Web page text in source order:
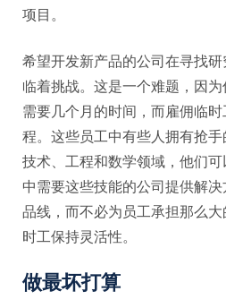
项目。
希望开发新产品的公司在寻找
临着挑战。这是一个难题，因
需要几个月的时间，而雇佣临
程。这些员工中有些人拥有抢手
技术、工程和数学领域，他们
中需要这些技能的公司提供解
品线，而不必为员工承担那么
时工保持灵活性。
做最坏打算